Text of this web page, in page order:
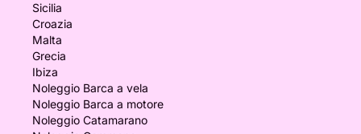
Sicilia
Croazia
Malta
Grecia
Ibiza
Noleggio Barca a vela
Noleggio Barca a motore
Noleggio Catamarano